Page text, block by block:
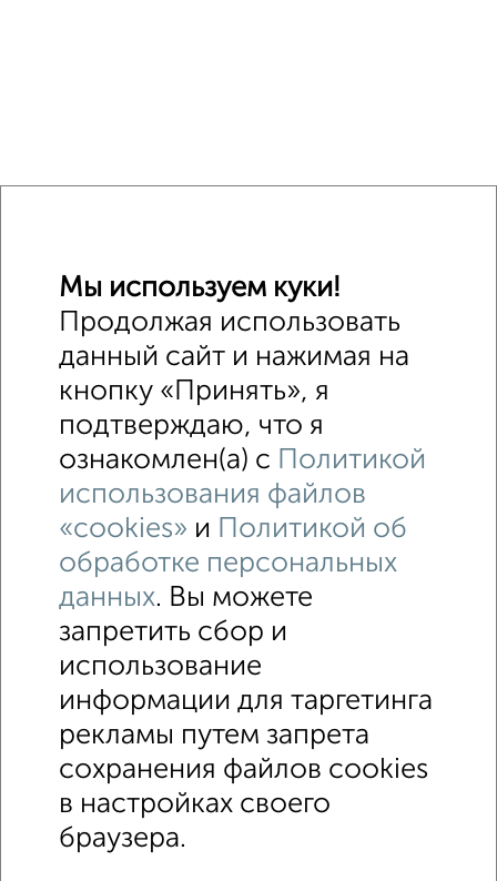
Машиноместа в паркинге Без посредников
Контакты
Политика конфиденциальности
Пользовательское соглашение
Орёл, улица Комсомольская 66
© 2015–2026
Сайт-доска объявлений недвижимости
Реклама на портале
Новости
Мы используем куки!
Продолжая использовать
данный сайт и нажимая на
кнопку «Принять», я
подтверждаю, что я
ознакомлен(а) с Политикой
использования файлов
«cookies» и Политикой об
обработке персональных
данных. Вы можете
запретить сбор и
использование
информации для таргетинга
рекламы путем запрета
сохранения файлов cookies
в настройках своего
браузера.